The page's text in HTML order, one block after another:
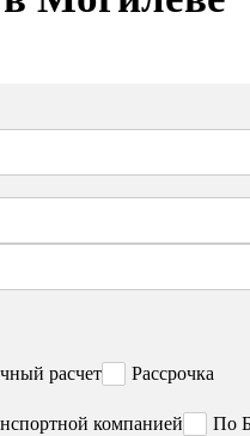
расчет
Рассрочка
компанией По